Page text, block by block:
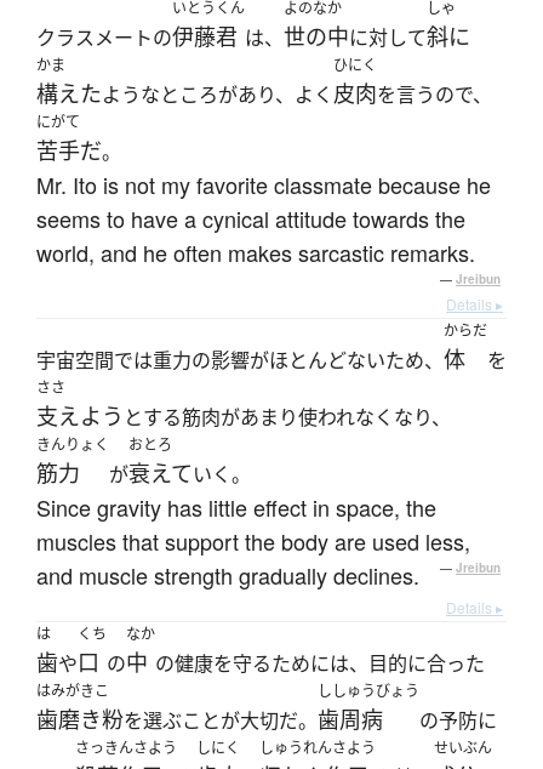
クラスメートの
いとうくん
伊藤君 は、
よのなか
世の中に対して
しゃ
斜に
かま
構えたようなところがあり、よく
ひにく
皮肉を言うので、
にがて
苦手だ。
Mr. Ito is not my favorite classmate because he
seems to have a cynical attitude towards the
world, and he often makes sarcastic remarks.
— Jreibun
Details ▸
宇宙空間では重力の影響がほとんどないため、
からだ
体 を
ささ
支えよう とする筋肉があまり使われなくなり、
きんりょく
筋力 が
おとろ
衰えていく。
Since gravity has little effect in space, the
muscles that support the body are used less,
and muscle strength gradually declines.
— Jreibun
Details ▸
は
歯や
くち
口 の
なか
中 の健康を守るためには、目的に合った
はみがきこ
歯磨き粉を選ぶことが大切だ。
ししゅうびょう
歯周病 の予防に
さっきんさよう しにく しゅうれんさよう せいぶん